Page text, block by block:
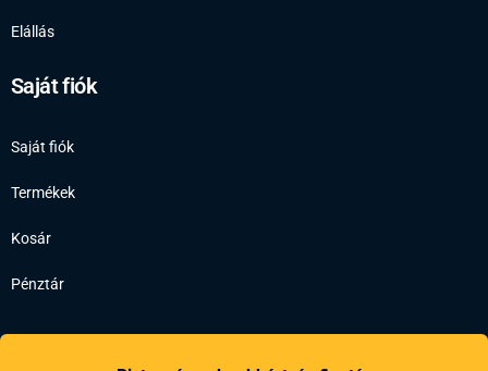
Elállás
Saját fiók
Saját fiók
Termékek
Kosár
Pénztár